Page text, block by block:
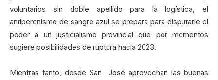
voluntarios sin doble apellido para la logística, el
antiperonismo de sangre azul se prepara para disputarle el
poder a un justicialismo provincial que por momentos
sugiere posibilidades de ruptura hacia 2023.
Mientras tanto, desde San José aprovechan las buenas